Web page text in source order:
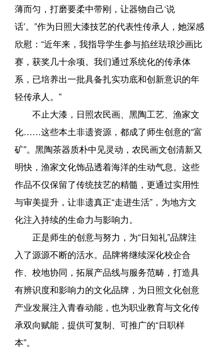
薄而匀，打磨要柔中带刚，让器物自己‘说
话’。”作为日照大漆技艺的代表性传承人，她深感
欣慰：“近年来，我指导学生参与掐丝珐琅沙画比
赛，获奖几十余项。我们通过系统化的传承体
系，已培养出一批具备扎实功底和创新意识的年
轻传承人。”
不止大漆，日照农民画、黑陶工艺、渔家文
化……这些本土非遗资源，都成了师生创意的“富
矿”。黑陶茶器质朴中见灵动，农民画文创清新又
明快，渔家文化饰品透着海洋的生动气息。这些
作品不仅保留了传统技艺的精髓，更通过实用性
与审美提升，让非遗真正“走进生活”，为地方文
化注入持续的生命力与影响力。
正是师生的创意与努力，为“日知礼”品牌注
入了源源不断的活水。品牌将继续深化校企合
作、校地协同，拓展产品线与服务范畴，打造具
有辨识度和影响力的文化品牌，为日照文化创意
产业发展注入青春动能，也为职业教育与文化传
承双向赋能，提供可复制、可推广的“日职样
本”。